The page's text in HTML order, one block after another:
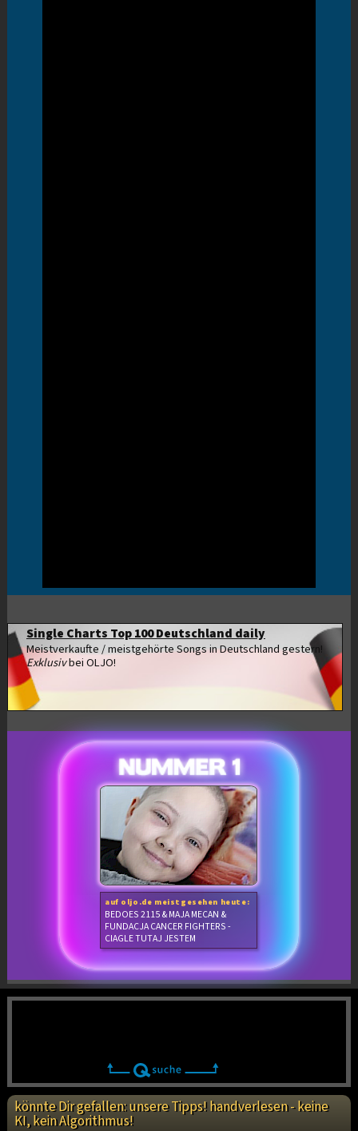
Single Charts Top 100 Deutschland daily
Meistverkaufte / meistgehörte Songs in Deutschland gestern!
Exklusivbei OLJO!
auf oljo.de meistgesehen heute:
BEDOES 2115 & MAJA MECAN &
FUNDACJA CANCER FIGHTERS -
CIAGLE TUTAJ JESTEM
könnte Dir gefallen: unsere Tipps! handverlesen - keine
KI, kein Algorithmus!